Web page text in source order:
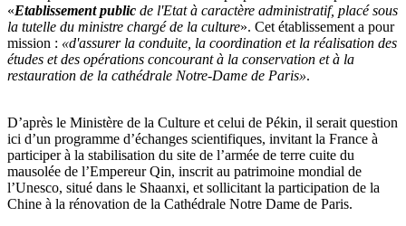
«Etablissement public de l'Etat à caractère administratif, placé sous
la tutelle du ministre chargé de la culture». Cet établissement a pour
mission : «d'assurer la conduite, la coordination et la réalisation des
études et des opérations concourant à la conservation et à la
restauration de la cathédrale Notre-Dame de Paris».
D’après le Ministère de la Culture et celui de Pékin, il serait question
ici d’un programme d’échanges scientifiques, invitant la France à
participer à la stabilisation du site de l’armée de terre cuite du
mausolée de l’Empereur Qin, inscrit au patrimoine mondial de
l’Unesco, situé dans le Shaanxi, et sollicitant la participation de la
Chine à la rénovation de la Cathédrale Notre Dame de Paris.